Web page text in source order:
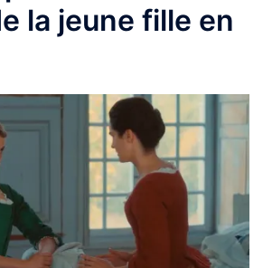
la jeune fille en